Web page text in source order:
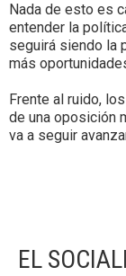
Nada de esto es
entender la
seguirá siendo la
más
Frente al ruido,
de una oposición
va a seguir
EL